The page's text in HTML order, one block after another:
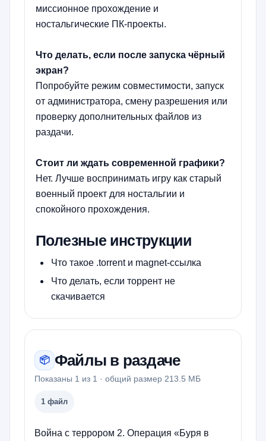
миссионное прохождение и
ностальгические ПК-проекты.
Что делать, если после запуска чёрный
экран?
Попробуйте режим совместимости, запуск
от администратора, смену разрешения или
проверку дополнительных файлов из
раздачи.
Стоит ли ждать современной графики?
Нет. Лучше воспринимать игру как старый
военный проект для ностальгии и
спокойного прохождения.
Полезные инструкции
Что такое .torrent и magnet-ссылка
Что делать, если торрент не
скачивается
📦 Файлы в раздаче
Показаны 1 из 1 · общий размер 213.5 МБ
1 файл
Война с террором 2. Операция «Буря в